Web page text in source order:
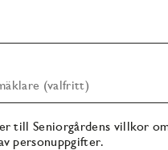
(valfritt)
till Seniorgårdens villkor
personuppgifter.